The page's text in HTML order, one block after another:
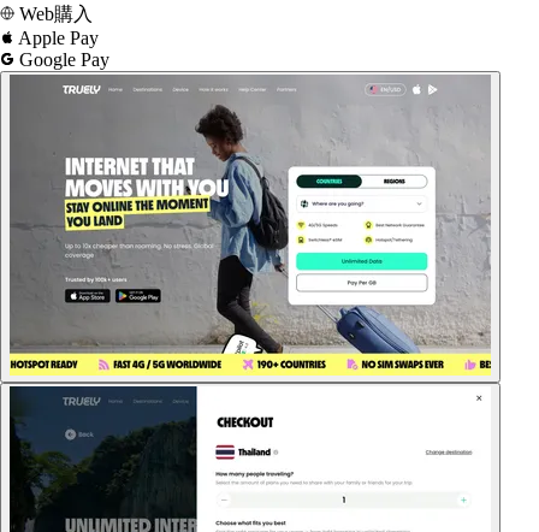
Web購入
Apple Pay
Google Pay